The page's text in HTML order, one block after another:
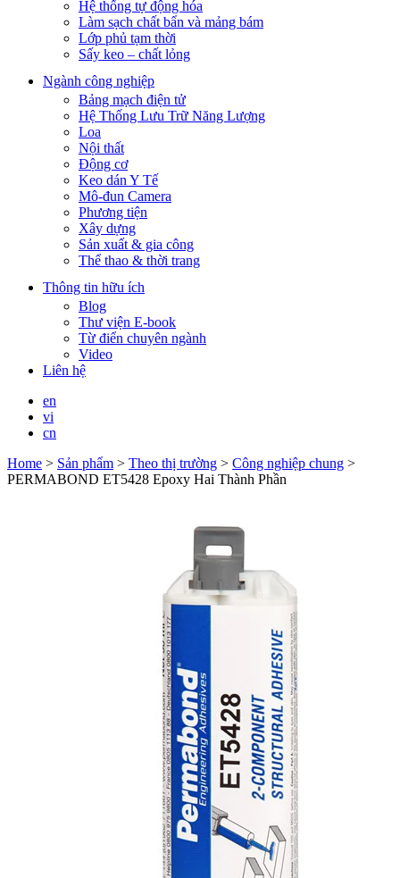
Hệ thống tự động hóa
Làm sạch chất bẩn và mảng bám
Lớp phủ tạm thời
Sấy keo – chất lỏng
Ngành công nghiệp
Bảng mạch điện tử
Hệ Thống Lưu Trữ Năng Lượng
Loa
Nội thất
Động cơ
Keo dán Y Tế
Mô-đun Camera
Phương tiện
Xây dựng
Sản xuất & gia công
Thể thao & thời trang
Thông tin hữu ích
Blog
Thư viện E-book
Từ điển chuyên ngành
Video
Liên hệ
en
vi
cn
Home > Sản phẩm > Theo thị trường > Công nghiệp chung >
PERMABOND ET5428 Epoxy Hai Thành Phần